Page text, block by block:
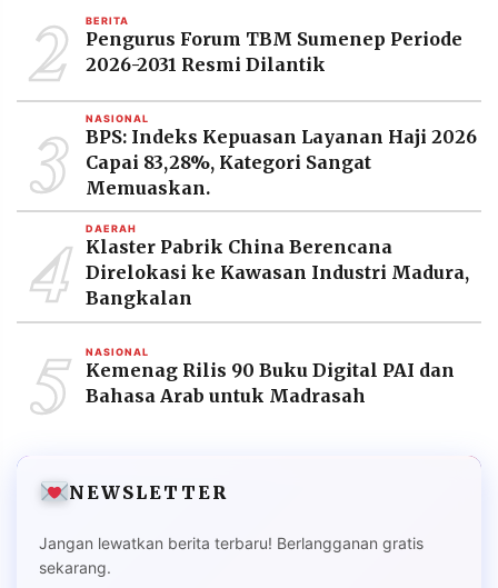
2 BERITA
Pengurus Forum TBM Sumenep Periode
2026-2031 Resmi Dilantik
3 NASIONAL
BPS: Indeks Kepuasan Layanan Haji 2026
Capai 83,28%, Kategori Sangat
Memuaskan.
4 DAERAH
Klaster Pabrik China Berencana
Direlokasi ke Kawasan Industri Madura,
Bangkalan
5 NASIONAL
Kemenag Rilis 90 Buku Digital PAI dan
Bahasa Arab untuk Madrasah
NEWSLETTER
Jangan lewatkan berita terbaru! Berlangganan gratis
sekarang.